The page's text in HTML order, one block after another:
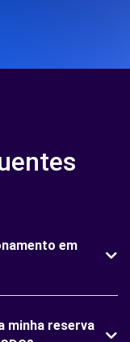
em
minha reserva